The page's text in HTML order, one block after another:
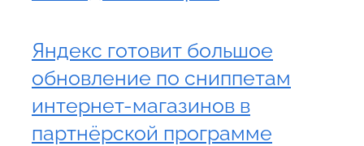
Яндекс готовит большое
обновление по сниппетам
интернет-магазинов в
партнёрской программе